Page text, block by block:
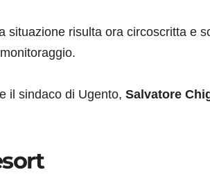
situazione risulta ora circoscritta e
il sindaco di Ugento, Salvatore